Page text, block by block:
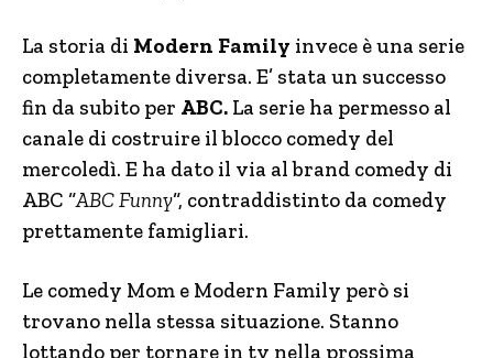
La storia di Modern Family invece è una serie
completamente diversa. E’ stata un successo
fin da subito per ABC. La serie ha permesso al
canale di costruire il blocco comedy del
mercoledì. E ha dato il via al brand comedy di
ABC “ABC Funny“, contraddistinto da comedy
prettamente famigliari.
Le comedy Mom e Modern Family però si
trovano nella stessa situazione. Stanno
lottando per tornare in tv nella prossima